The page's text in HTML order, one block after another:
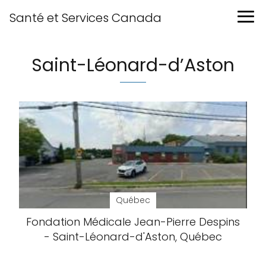
Santé et Services Canada
Saint-Léonard-d’Aston
Québec
Fondation Médicale Jean-Pierre Despins
- Saint-Léonard-d'Aston, Québec